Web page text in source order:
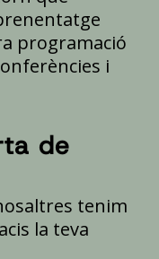
programació
i
de
tenim
la teva